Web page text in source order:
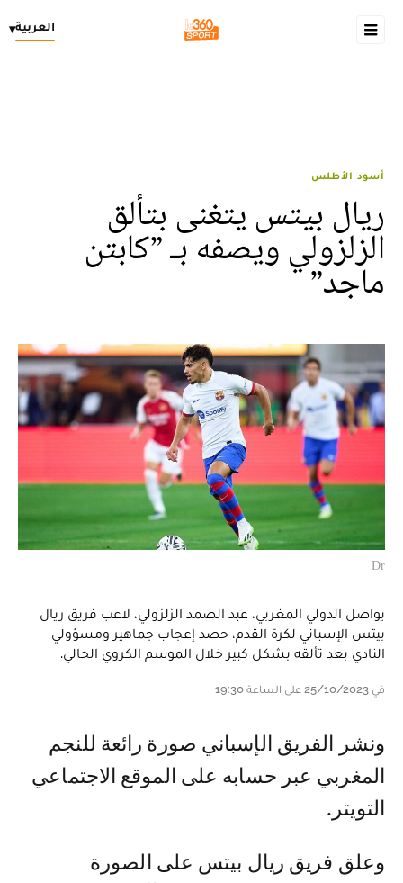
العربية▾
أسود الأطلس
ريال بيتس يتغنى بتألق
الزلزولي ويصفه بـ ”كابتن
ماجد”
Dr
يواصل الدولي المغربي، عبد الصمد الزلزولي، لاعب فريق ريال
بيتس الإسباني لكرة القدم، حصد إعجاب جماهير ومسؤولي
النادي بعد تألقه بشكل كبير خلال الموسم الكروي الحالي.
في 25/10/2023 على الساعة 19:30
ونشر الفريق الإسباني صورة رائعة للنجم
المغربي عبر حسابه على الموقع الاجتماعي
التويتر.
وعلق فريق ريال بيتس على الصورة